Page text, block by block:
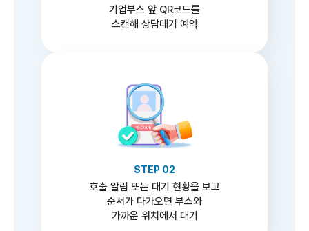
기업부스 앞 QR코드를
스캔해 상담대기 예약
STEP 02
호출 알림 또는 대기 현황을 보고
순서가 다가오면 부스와
가까운 위치에서 대기